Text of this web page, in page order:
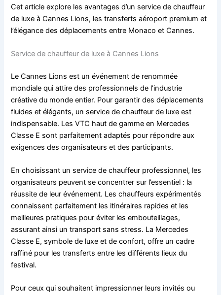
Cet article explore les avantages d’un service de chauffeur
de luxe à Cannes Lions, les transferts aéroport premium et
l’élégance des déplacements entre Monaco et Cannes.
Service de chauffeur de luxe à Cannes Lions
Le Cannes Lions est un événement de renommée
mondiale qui attire des professionnels de l’industrie
créative du monde entier. Pour garantir des déplacements
fluides et élégants, un service de chauffeur de luxe est
indispensable. Les VTC haut de gamme en Mercedes
Classe E sont parfaitement adaptés pour répondre aux
exigences des organisateurs et des participants.
En choisissant un service de chauffeur professionnel, les
organisateurs peuvent se concentrer sur l’essentiel : la
réussite de leur événement. Les chauffeurs expérimentés
connaissent parfaitement les itinéraires rapides et les
meilleures pratiques pour éviter les embouteillages,
assurant ainsi un transport sans stress. La Mercedes
Classe E, symbole de luxe et de confort, offre un cadre
raffiné pour les transferts entre les différents lieux du
festival.
Pour ceux qui souhaitent impressionner leurs invités ou